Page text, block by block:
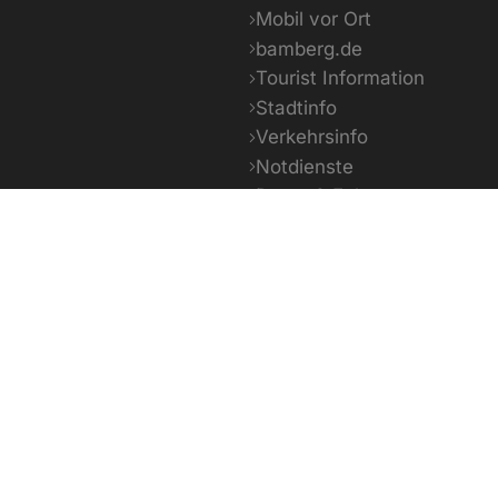
Mobil vor Ort
bamberg.de
Tourist Information
Stadtinfo
Verkehrsinfo
Notdienste
Daten & Fakten